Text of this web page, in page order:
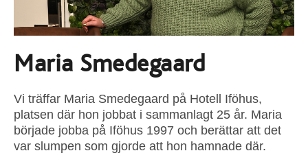
Maria Smedegaard
Vi träffar Maria Smedegaard på Hotell Iföhus,
platsen där hon jobbat i sammanlagt 25 år. Maria
började jobba på Iföhus 1997 och berättar att det
var slumpen som gjorde att hon hamnade där.